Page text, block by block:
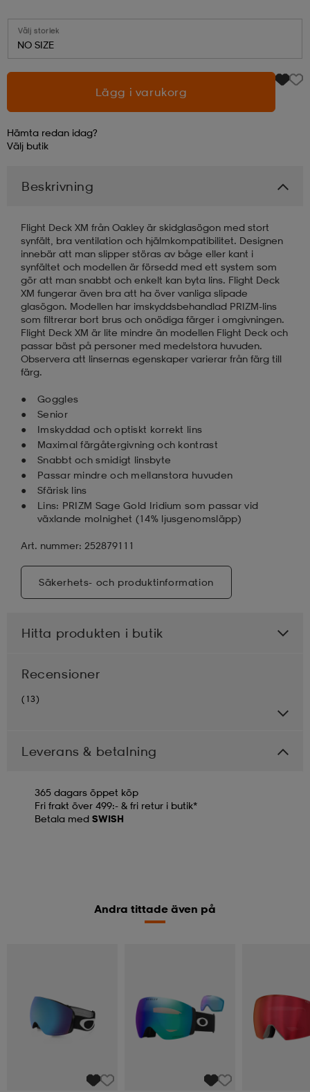
Välj storlek
NO SIZE
Lägg i varukorg
Hämta redan idag?
Välj butik
Beskrivning
Flight Deck XM från Oakley är skidglasögon med stort
synfält, bra ventilation och hjälmkompatibilitet. Designen
innebär att man slipper störas av båge eller kant i
synfältet och modellen är försedd med ett system som
gör att man snabbt och enkelt kan byta lins. Flight Deck
XM fungerar även bra att ha över vanliga slipade
glasögon. Modellen har imskyddsbehandlad PRIZM-lins
som filtrerar bort brus och onödiga färger i omgivningen.
Flight Deck XM är lite mindre än modellen Flight Deck och
passar bäst på personer med medelstora huvuden.
Observera att linsernas egenskaper varierar från färg till
färg.
Goggles
Senior
Imskyddad och optiskt korrekt lins
Maximal färgåtergivning och kontrast
Snabbt och smidigt linsbyte
Passar mindre och mellanstora huvuden
Sfärisk lins
Lins: PRIZM Sage Gold Iridium som passar vid
växlande molnighet (14% ljusgenomsläpp)
Art. nummer: 252879111
Säkerhets- och produktinformation
Hitta produkten i butik
Recensioner
(13)
Leverans & betalning
365 dagars öppet köp
Fri frakt över 499:- & fri retur i butik*
Betala med SWISH
Andra tittade även på